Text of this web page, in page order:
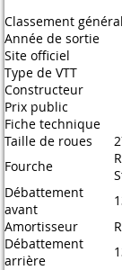
Classement général
Année de sortie
Site officiel
Type de VTT
Constructeur
Prix public
Fiche technique
Taille de roues
Fourche
Débattement
avant
Amortisseur
Débattement
arrière